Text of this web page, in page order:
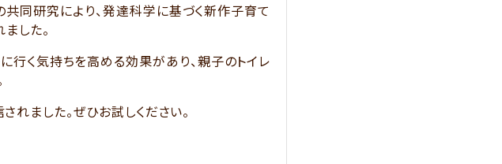
共同研究により、発達科学に基づく新作子育て
した。
行く気持ちを高める効果があり、親子のトイレ
ました。ぜひお試しください。